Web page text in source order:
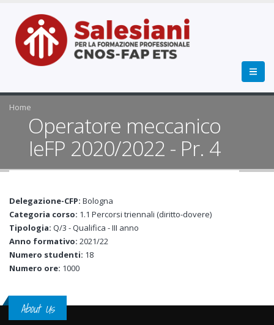
Home
Operatore meccanico
IeFP 2020/2022 - Pr. 4
Delegazione-CFP: Bologna
Categoria corso: 1.1 Percorsi triennali (diritto-dovere)
Tipologia: Q/3 - Qualifica - III anno
Anno formativo: 2021/22
Numero studenti: 18
Numero ore: 1000
About Us